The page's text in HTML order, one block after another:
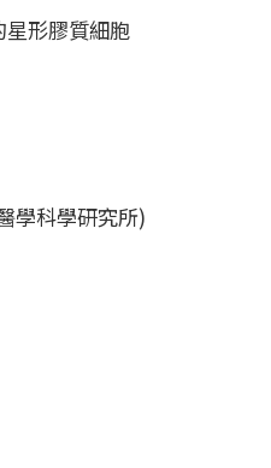
形膠質細胞
學科學研究所)